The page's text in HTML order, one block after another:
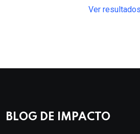
Ver resultados
BLOG DE IMPACTO